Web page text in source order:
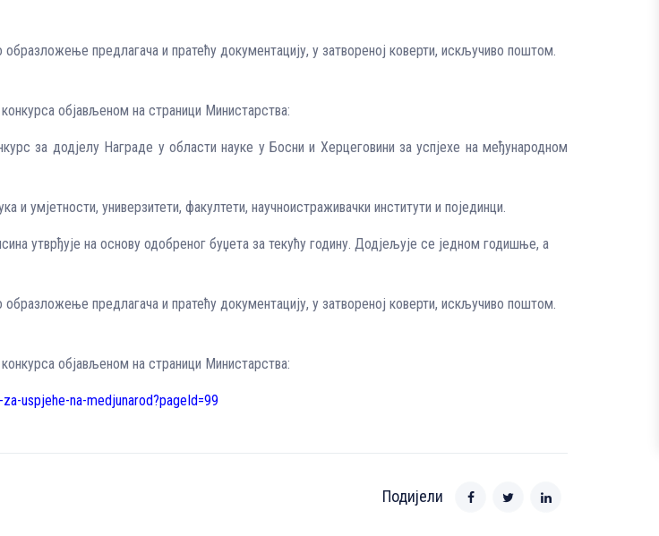
предлагача и пратећу документацију, у затвореној коверти, искључиво поштом.
објављеном на страници Министарства:
за додјелу Награде у области науке у Босни и Херцеговини за успјехе на међународном
и умјетности, универзитети, факултети, научноистраживачки институти и појединци.
утврђује на основу одобреног буџета за текућу годину. Додјељује се једном годишње, а
предлагача и пратећу документацију, у затвореној коверти, искључиво поштом.
објављеном на страници Министарства:
uspjehe-na-medjunarod?pageId=99
Подијели